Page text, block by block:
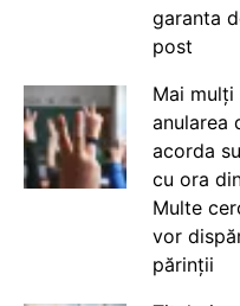
garanta
post
Mai
anularea
acorda
cu ora
Multe
vor
părinții